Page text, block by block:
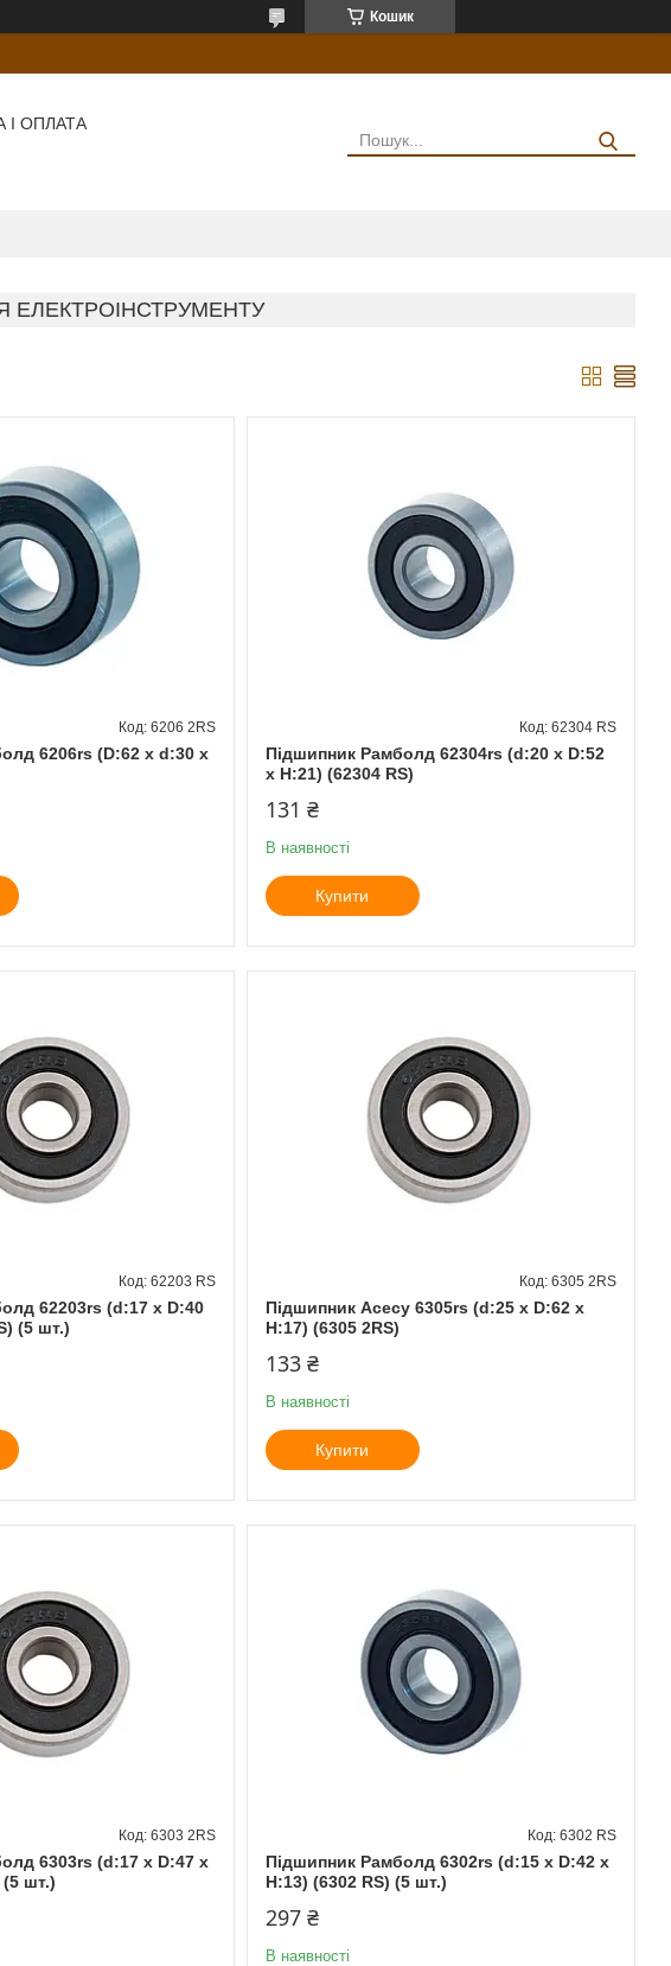
Кошик
І ОПЛАТА
ЕЛЕКТРОІНСТРУМЕНТУ
6206rs (D:62 x d:30 x
6206 2RS
Підшипник Рамболд 62304rs (d:20 x D:52
x H:21) (62304 RS)
62304 RS
131 ₴
В наявності
Купити
62203rs (d:17 x D:40
(5 шт.)
62203 RS
Підшипник Асесу 6305rs (d:25 x D:62 x
H:17) (6305 2RS)
6305 2RS
133 ₴
В наявності
Купити
6303rs (d:17 x D:47 x
(5 шт.)
6303 2RS
Підшипник Рамболд 6302rs (d:15 x D:42 x
H:13) (6302 RS) (5 шт.)
6302 RS
297 ₴
В наявності